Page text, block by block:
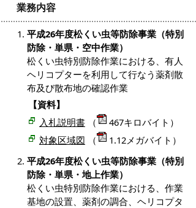
業務内容
平成26年度松くい虫等防除事業（特別
防除・単県・空中作業）
松くい虫特別防除作業における、有人
ヘリコプターを利用して行なう薬剤散
布及び散布地の確認作業
【資料】
入札説明書
（
467キロバイト）
対象区域図
（
1.12メガバイト）
平成26年度松くい虫等防除事業（特別
防除・単県・地上作業）
松くい虫特別防除作業における、作業
基地の設置、薬剤の調合、ヘリコプタ